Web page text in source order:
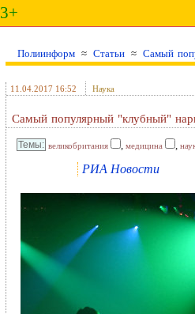
3+
Полиинформ ≈ Статьи ≈ Cамый
11.04.2017 16:52 Наука
Cамый популярный "клубный"
великобритания , медицина ,
РИА Новости